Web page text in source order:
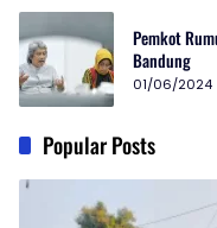
Pemkot
Bandung
01/06/2024
Popular Posts